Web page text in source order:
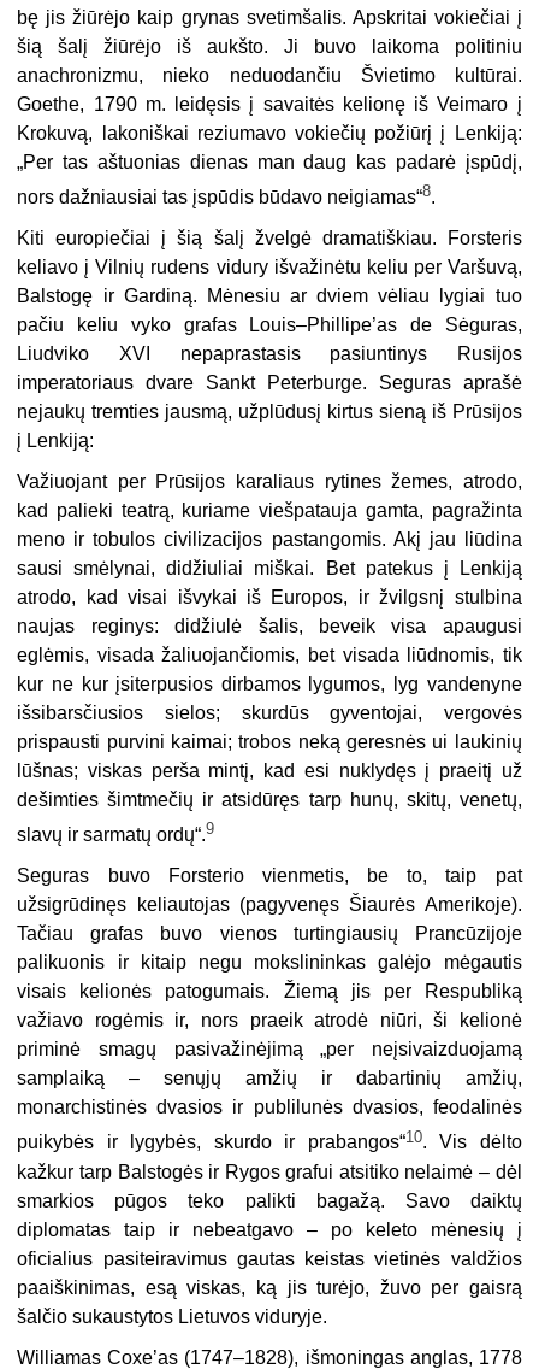
bę jis žiūrėjo kaip grynas svetimšalis. Apskritai vokiečiai į
šią šalį žiūrėjo iš aukšto. Ji buvo laikoma politiniu
anachronizmu, nieko neduodančiu Švietimo kultūrai.
Goethe, 1790 m. leidęsis į savaitės kelionę iš Veimaro į
Krokuvą, lako­niškai reziumavo vokiečių požiūrį į Lenkiją:
„Per tas aštuonias dienas man daug kas padarė įspūdį,
nors dažniausiai tas įspūdis būdavo neigiamas“8.
Kiti europiečiai į šią šalį žvelgė dramatiškiau. Forsteris
keliavo į Vilnių rudens vidury išvažinėtu keliu per Varšuvą,
Balstogę ir Gardiną. Mėnesiu ar dviem vėliau lygiai tuo
pačiu keliu vyko grafas Louis–Phillipe’as de Sėguras,
Liudviko XVI ne­paprastasis pasiuntinys Rusijos
imperatoriaus dvare Sankt Peterburge. Seguras aprašė
nejaukų tremties jausmą, užplūdusį kirtus sieną iš Prūsijos
į Lenkiją:
Važiuojant per Prūsijos karaliaus rytines žemes, atrodo,
kad palieki teatrą, kuriame vieš­patauja gamta, pagražinta
meno ir tobulos civilizacijos pastangomis. Akį jau liūdina
sausi smė­lynai, didžiuliai miškai. Bet patekus į Lenkiją
atrodo, kad visai išvykai iš Europos, ir žvilgsnį stulbina
naujas reginys: didžiulė šalis, beveik visa apaugusi
eglėmis, visada žaliuojančiomis, bet visada liūdnomis, tik
kur ne kur įsiterpusios dirbamos lygumos, lyg vandenyne
išsibarsčiusios sielos; skurdūs gyventojai, vergovės
prispausti purvini kaimai; trobos neką geresnės ui laukinių
lūšnas; viskas perša mintį, kad esi nuklydęs į praeitį už
dešimties šimtmečių ir atsidūręs tarp hunų, skitų, venetų,
slavų ir sarmatų ordų“.9
Seguras buvo Forsterio vienmetis, be to, taip pat
užsigrūdinęs keliautojas(pagyvenęs Šiaurės Amerikoje).
Tačiau grafas buvo vienos turtingiausių Prancūzijoje
palikuonis ir kitaip negu mokslininkas galėjo mėgautis
visais kelionės patogumais. Žiemą jis per Respubliką
važiavo rogėmis ir, nors praeik atrodė niūri, ši kelionė
priminė smagų pasivažinėjimą „per neįsivaizduojamą
samplaiką – senųjų amžių ir dabartinių amžių,
monarchistinės dvasios ir publilunės dvasios, feodalinės
puikybės ir lygybės, skurdo ir prabangos“10. Vis dėlto
kažkur tarp Balstogės ir Rygos grafui atsitiko nelaimė – dėl
smarkios pūgos teko palikti bagažą. Savo daiktų
diplomatas taip ir nebeatgavo – po keleto mėnesių į
oficialius pasiteiravimus gautas keistas vietinės valdžios
paaiškinimas, esą viskas, ką jis turėjo, žuvo per gaisrą
šalčio sukaustytos Lietuvos viduryje.
Williamas Coxe’as (1747–1828), išmoningas anglas, 1778